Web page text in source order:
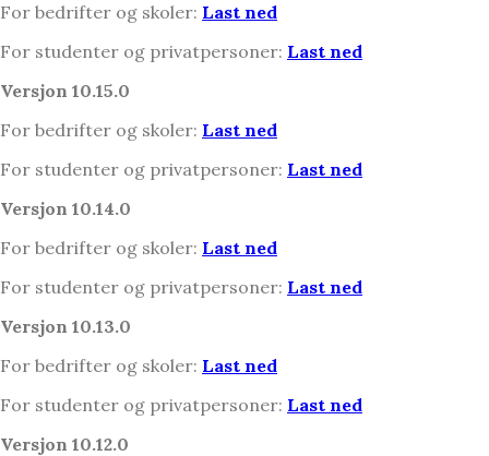
For bedrifter og skoler: Last ned
For studenter og privatpersoner: Last ned
Versjon 10.15.0
For bedrifter og skoler: Last ned
For studenter og privatpersoner: Last ned
Versjon 10.14.0
For bedrifter og skoler: Last ned
For studenter og privatpersoner: Last ned
Versjon 10.13.0
For bedrifter og skoler: Last ned
For studenter og privatpersoner: Last ned
Versjon 10.12.0